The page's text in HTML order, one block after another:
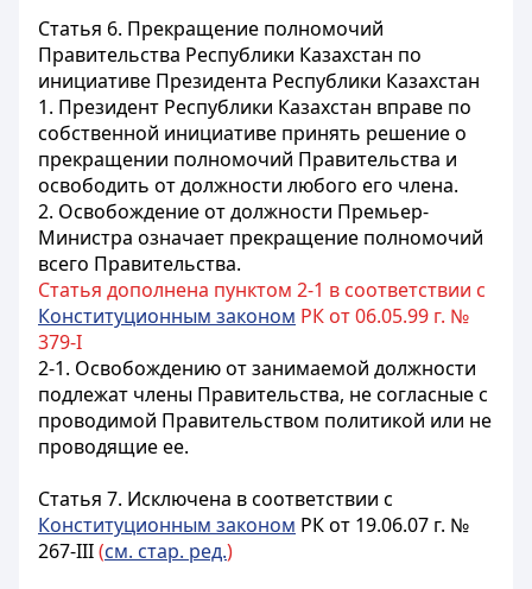
Статья 6. Прекращение полномочий
Правительства Республики Казахстан по
инициативе Президента Республики Казахстан
1. Президент Республики Казахстан вправе по
собственной инициативе принять решение о
прекращении полномочий Правительства и
освободить от должности любого его члена.
2. Освобождение от должности Премьер-
Министра означает прекращение полномочий
всего Правительства.
Статья дополнена пунктом 2-1 в соответствии с
Конституционным законом РК от 06.05.99 г. №
379-I
2-1. Освобождению от занимаемой должности
подлежат члены Правительства, не согласные с
проводимой Правительством политикой или не
проводящие ее.
Статья 7. Исключена в соответствии с
Конституционным законом РК от 19.06.07 г. №
267-III(см. стар. ред.)